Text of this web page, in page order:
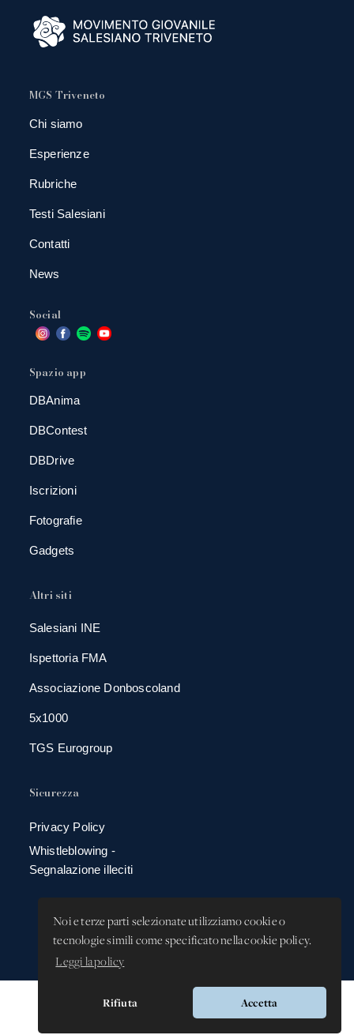
Noi e terze parti selezionate utilizziamo cookie o
tecnologie simili come specificato nella cookie policy.
Leggi la policy
Rifiuta Accetta
MGS Triveneto
Chi siamo
Esperienze
Rubriche
Testi Salesiani
Contatti
News
Social
Spazio app
DBAnima
DBContest
DBDrive
Iscrizioni
Fotografie
Gadgets
Altri siti
Salesiani INE
Ispettoria FMA
Associazione Donboscoland
5x1000
TGS Eurogroup
Sicurezza
Privacy Policy
Whistleblowing -
Segnalazione illeciti